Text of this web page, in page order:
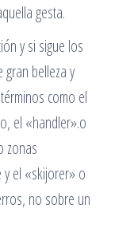
gesta.
y si sigue los
belleza y
como el
el «handler».o
zonas
el «skijorer» o
no sobre un